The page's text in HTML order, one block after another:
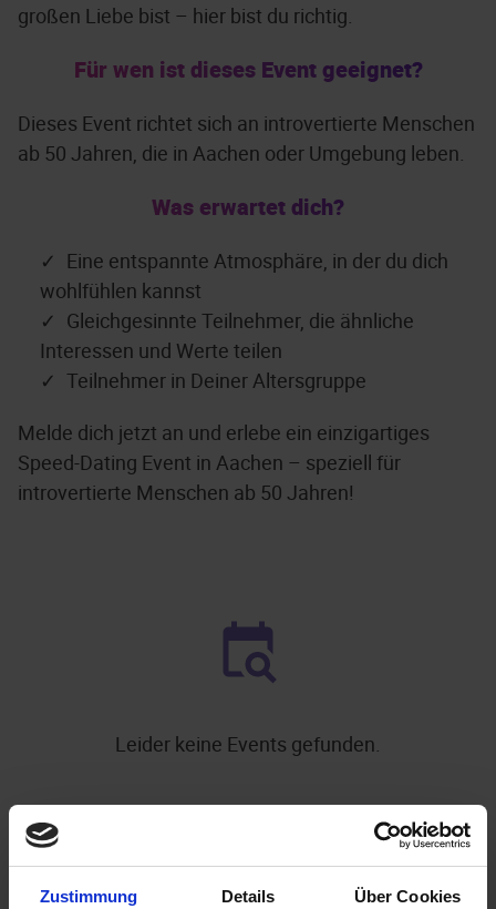
Zustimmung Details Über Cookies
großen Liebe bist – hier bist du richtig.
Für wen ist dieses Event geeignet?
Dieses Event richtet sich an introvertierte Menschen
ab 50 Jahren, die in Aachen oder Umgebung leben.
Was erwartet dich?
Eine entspannte Atmosphäre, in der du dich
wohlfühlen kannst
Gleichgesinnte Teilnehmer, die ähnliche
Interessen und Werte teilen
Teilnehmer in Deiner Altersgruppe
Melde dich jetzt an und erlebe ein einzigartiges
Speed-Dating Event in Aachen – speziell für
introvertierte Menschen ab 50 Jahren!
Leider keine Events gefunden.
WEITERE EVENTS IN AACHEN .